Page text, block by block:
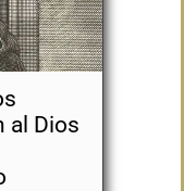
al Dios